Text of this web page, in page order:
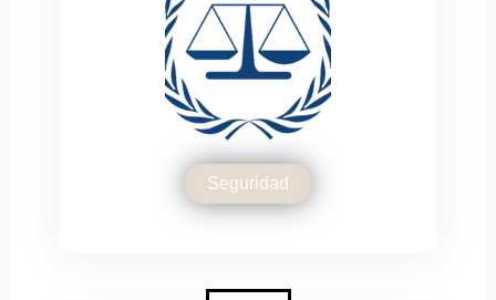
Seguridad